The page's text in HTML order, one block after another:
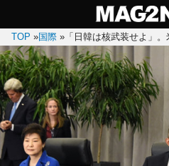
TOP »国際 » 「日韓は核武装せよ」